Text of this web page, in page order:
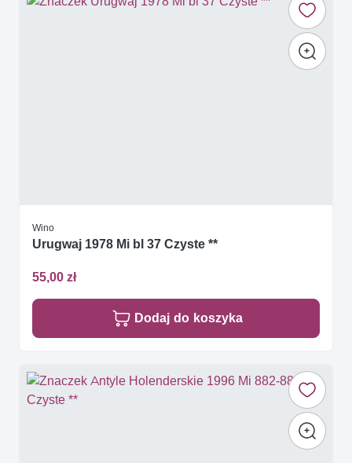
Wino
Urugwaj 1978 Mi bl 37 Czyste **
55,00 zł
Dodaj do koszyka